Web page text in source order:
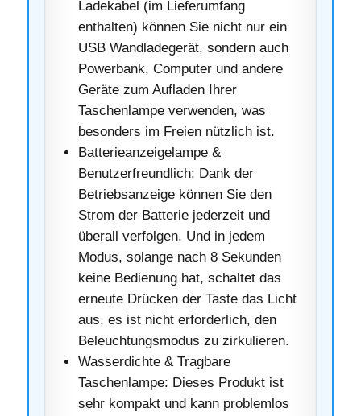
Ladekabel (im Lieferumfang
enthalten) können Sie nicht nur ein
USB Wandladegerät, sondern auch
Powerbank, Computer und andere
Geräte zum Aufladen Ihrer
Taschenlampe verwenden, was
besonders im Freien nützlich ist.
Batterieanzeigelampe &
Benutzerfreundlich: Dank der
Betriebsanzeige können Sie den
Strom der Batterie jederzeit und
überall verfolgen. Und in jedem
Modus, solange nach 8 Sekunden
keine Bedienung hat, schaltet das
erneute Drücken der Taste das Licht
aus, es ist nicht erforderlich, den
Beleuchtungsmodus zu zirkulieren.
Wasserdichte & Tragbare
Taschenlampe: Dieses Produkt ist
sehr kompakt und kann problemlos